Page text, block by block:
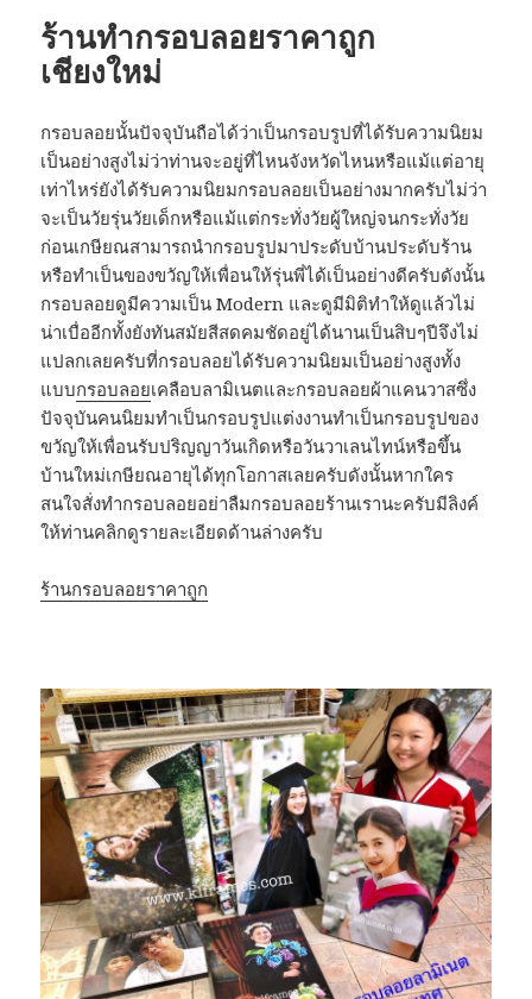
ร้านทำกรอบลอยราคาถูก
เชียงใหม่
กรอบลอยนั้นปัจจุบันถือได้ว่าเป็นกรอบรูปที่ได้รับความนิยม
เป็นอย่างสูงไม่ว่าท่านจะอยู่ที่ไหนจังหวัดไหนหรือแม้แต่อายุ
เท่าไหร่ยังได้รับความนิยมกรอบลอยเป็นอย่างมากครับไม่ว่า
จะเป็นวัยรุ่นวัยเด็กหรือแม้แต่กระทั่งวัยผู้ใหญ่จนกระทั่งวัย
ก่อนเกษียณสามารถนำกรอบรูปมาประดับบ้านประดับร้าน
หรือทำเป็นของขวัญให้เพื่อนให้รุ่นพี่ได้เป็นอย่างดีครับดังนั้น
กรอบลอยดูมีความเป็น Modern และดูมีมิติทำให้ดูแล้วไม่
น่าเบื่ออีกทั้งยังทันสมัยสีสดคมชัดอยู่ได้นานเป็นสิบๆปีจึงไม่
แปลกเลยครับที่กรอบลอยได้รับความนิยมเป็นอย่างสูงทั้ง
แบบกรอบลอยเคลือบลามิเนตและกรอบลอยผ้าแคนวาสซึ่ง
ปัจจุบันคนนิยมทำเป็นกรอบรูปแต่งงานทำเป็นกรอบรูปของ
ขวัญให้เพื่อนรับปริญญาวันเกิดหรือวันวาเลนไทน์หรือขึ้น
บ้านใหม่เกษียณอายุได้ทุกโอกาสเลยครับดังนั้นหากใคร
สนใจสั่งทำกรอบลอยอย่าลืมกรอบลอยร้านเรานะครับมีลิงค์
ให้ท่านคลิกดูรายละเอียดด้านล่างครับ
ร้านกรอบลอยราคาถูก